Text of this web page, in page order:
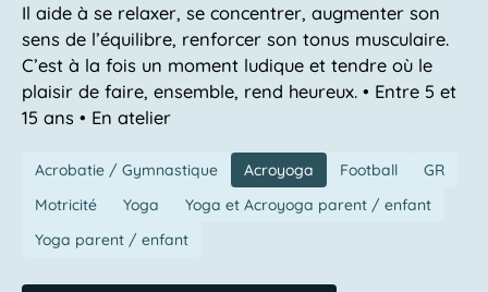
Il aide à se relaxer, se concentrer, augmenter son
sens de l’équilibre, renforcer son tonus musculaire.
C’est à la fois un moment ludique et tendre où le
plaisir de faire, ensemble, rend heureux. • Entre 5 et
15 ans • En atelier
Acrobatie / Gymnastique Acroyoga Football
GR
Motricité
Yoga
Yoga et Acroyoga parent / enfant
Yoga parent / enfant